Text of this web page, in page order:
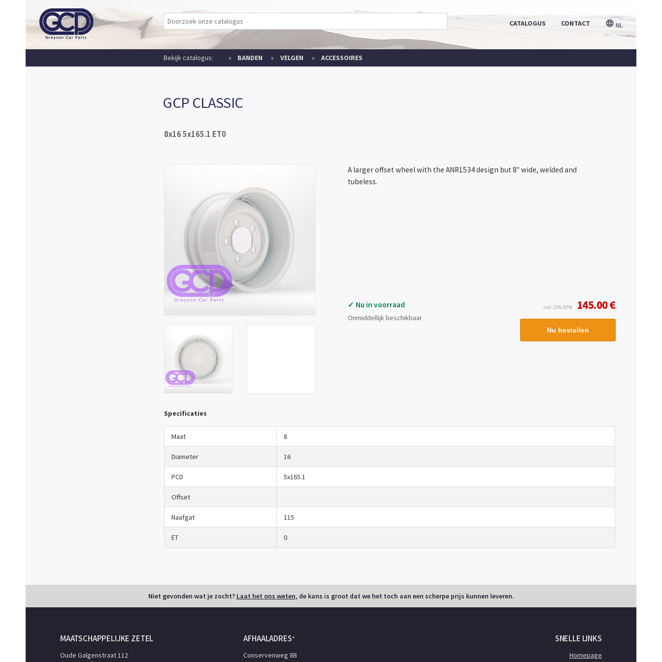
CATALOGUS CONTACT NL
Bekijk catalogus: BANDEN VELGEN ACCESSOIRES
GCP CLASSIC
8x16 5x165.1 ET0
A larger offset wheel with the ANR1534 design but 8" wide, welded and
tubeless.
✓ Nu in voorraad
Onmiddellijk beschikbaar
incl. 21% BTW 145.00 €
Nu bestellen
Specificaties
Maat 8
Diameter 16
PCD 5x165.1
Offset
Naafgat 115
ET 0
Niet gevonden wat je zocht? Laat het ons weten, de kans is groot dat we het toch aan een scherpe prijs kunnen leveren.
MAATSCHAPPELIJKE ZETEL
Oude Galgenstraat 112
AFHAALADRES*
Conservenweg 8B
SNELLE LINKS
Homepage